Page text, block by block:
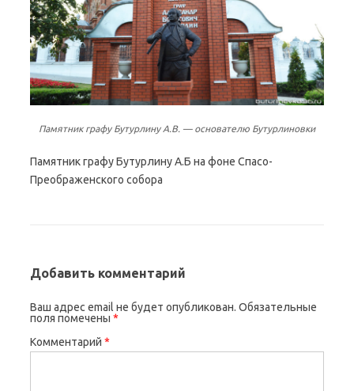
Памятник графу Бутурлину А.В. — основателю Бутурлиновки
Памятник графу Бутурлину А.Б на фоне Спасо-
Преображенского собора
Добавить комментарий
Ваш адрес email не будет опубликован. Обязательные
поля помечены *
Комментарий *